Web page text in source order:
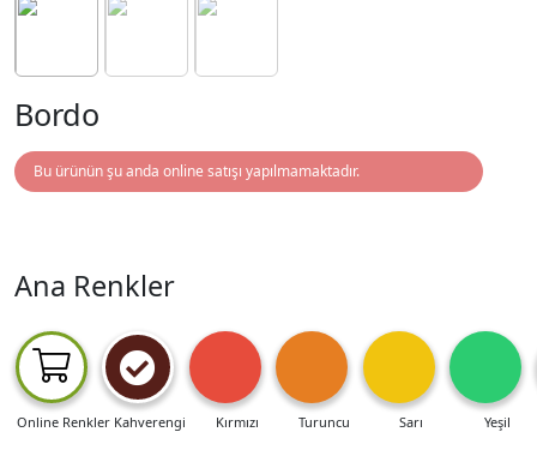
Bordo
Bu ürünün şu anda online satışı yapılmamaktadır.
Ana Renkler
Online Renkler Kahverengi Kırmızı Turuncu Sarı Yeşil